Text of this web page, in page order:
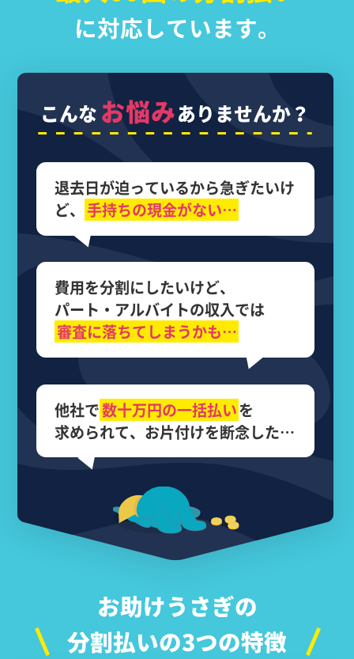
に対応しています。
こんなお悩みありませんか？
退去日が迫っているから急ぎたいけ
ど、 手持ちの現金がない…
費用を分割にしたいけど、
パート・アルバイトの収入では
審査に落ちてしまうかも…
他社で数十万円の一括払いを
求められて、 お片付けを断念した…
お助けうさぎの
分割払いの3つの特徴